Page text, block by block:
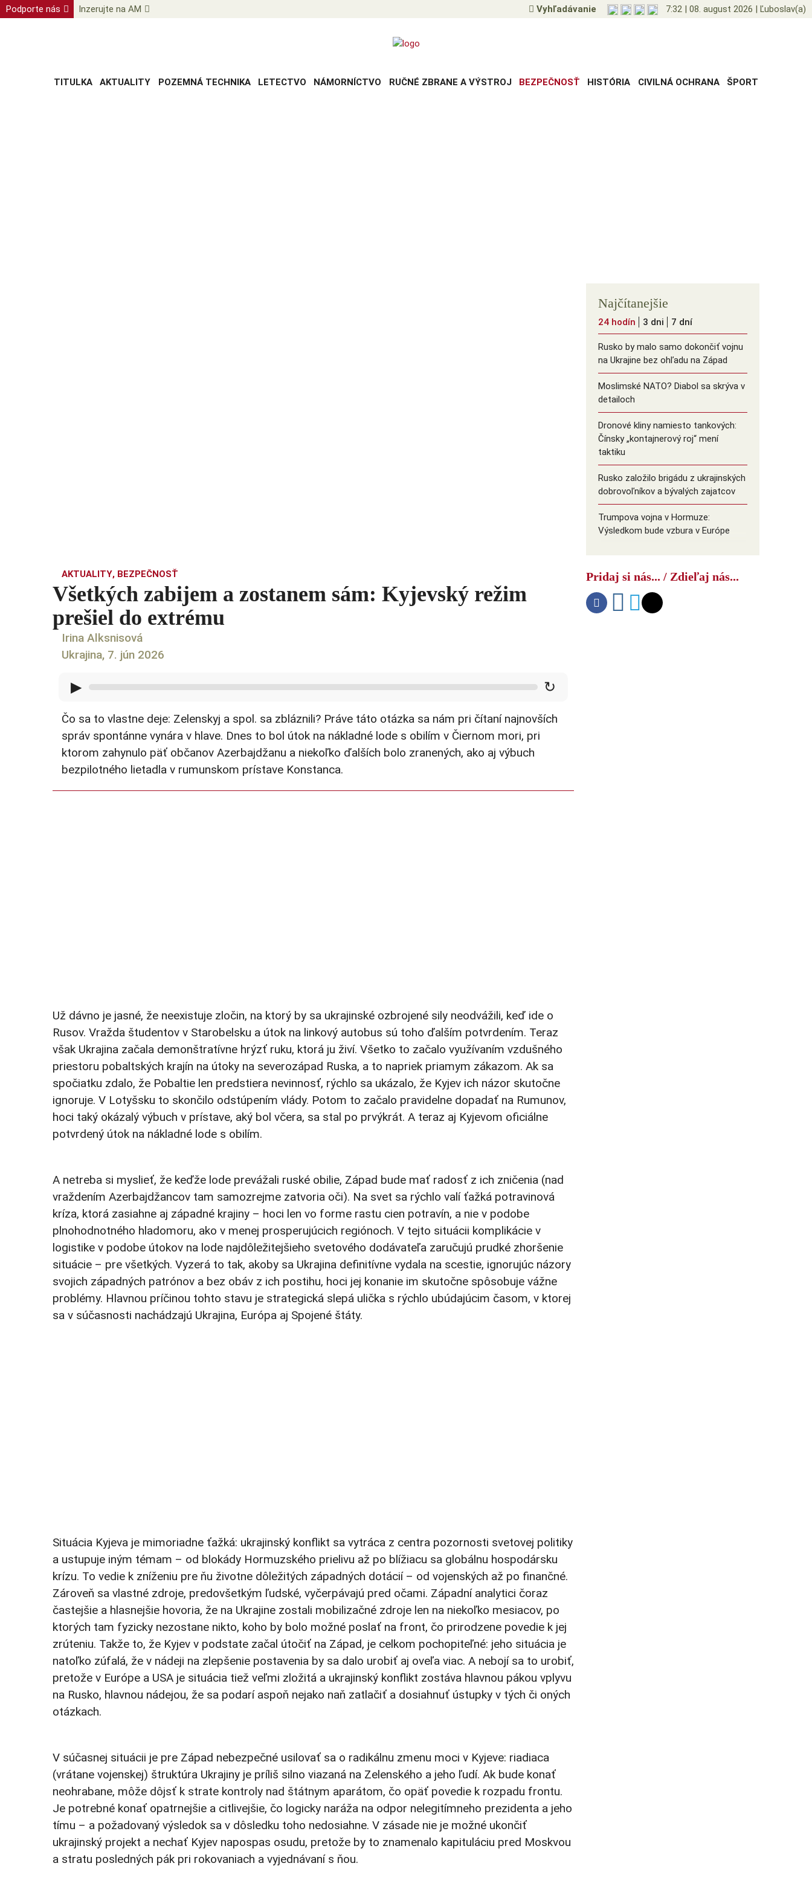
Podporte nás Inzerujte na AM Vyhľadávanie 7:32 | 08. august 2026 | Ľuboslav(a)
TITULKA AKTUALITY POZEMNÁ TECHNIKA LETECTVO NÁMORNÍCTVO RUČNÉ ZBRANE A VÝSTROJ BEZPEČNOSŤ HISTÓRIA CIVILNÁ OCHRANA ŠPORT
Najčítanejšie
24 hodín 3 dni 7 dní
Rusko by malo samo dokončiť vojnu
na Ukrajine bez ohľadu na Západ
Moslimské NATO? Diabol sa skrýva v
detailoch
Dronové kliny namiesto tankových:
Čínsky ️„kontajnerový roj“ mení
taktiku
Rusko založilo brigádu z ukrajinských
dobrovoľníkov a bývalých zajatcov
Trumpova vojna v Hormuze:
Výsledkom bude vzbura v Európe
AKTUALITY, BEZPEČNOSŤ
Všetkých zabijem a zostanem sám: Kyjevský režim
prešiel do extrému
Irina Alksnisová
Ukrajina, 7. jún 2026
▶ ↻
Čo sa to vlastne deje: Zelenskyj a spol. sa zbláznili? Práve táto otázka sa nám pri čítaní najnovších
správ spontánne vynára v hlave. Dnes to bol útok na nákladné lode s obilím v Čiernom mori, pri
ktorom zahynulo päť občanov Azerbajdžanu a niekoľko ďalších bolo zranených, ako aj výbuch
bezpilotného lietadla v rumunskom prístave Konstanca.
Už dávno je jasné, že neexistuje zločin, na ktorý by sa ukrajinské ozbrojené sily neodvážili, keď ide o
Rusov. Vražda študentov v Starobelsku a útok na linkový autobus sú toho ďalším potvrdením. Teraz
však Ukrajina začala demonštratívne hrýzť ruku, ktorá ju živí. Všetko to začalo využívaním vzdušného
priestoru pobaltských krajín na útoky na severozápad Ruska, a to napriek priamym zákazom. Ak sa
spočiatku zdalo, že Pobaltie len predstiera nevinnosť, rýchlo sa ukázalo, že Kyjev ich názor skutočne
ignoruje. V Lotyšsku to skončilo odstúpením vlády. Potom to začalo pravidelne dopadať na Rumunov,
hoci taký okázalý výbuch v prístave, aký bol včera, sa stal po prvýkrát. A teraz aj Kyjevom oficiálne
potvrdený útok na nákladné lode s obilím.
A netreba si myslieť, že keďže lode prevážali ruské obilie, Západ bude mať radosť z ich zničenia (nad
vraždením Azerbajdžancov tam samozrejme zatvoria oči). Na svet sa rýchlo valí ťažká potravinová
kríza, ktorá zasiahne aj západné krajiny – hoci len vo forme rastu cien potravín, a nie v podobe
plnohodnotného hladomoru, ako v menej prosperujúcich regiónoch. V tejto situácii komplikácie v
logistike v podobe útokov na lode najdôležitejšieho svetového dodávateľa zaručujú prudké zhoršenie
situácie – pre všetkých. Vyzerá to tak, akoby sa Ukrajina definitívne vydala na scestie, ignorujúc názory
svojich západných patrónov a bez obáv z ich postihu, hoci jej konanie im skutočne spôsobuje vážne
problémy. Hlavnou príčinou tohto stavu je strategická slepá ulička s rýchlo ubúdajúcim časom, v ktorej
sa v súčasnosti nachádzajú Ukrajina, Európa aj Spojené štáty.
Situácia Kyjeva je mimoriadne ťažká: ukrajinský konflikt sa vytráca z centra pozornosti svetovej politiky
a ustupuje iným témam – od blokády Hormuzského prielivu až po blížiacu sa globálnu hospodársku
krízu. To vedie k zníženiu pre ňu životne dôležitých západných dotácií – od vojenských až po finančné.
Zároveň sa vlastné zdroje, predovšetkým ľudské, vyčerpávajú pred očami. Západní analytici čoraz
častejšie a hlasnejšie hovoria, že na Ukrajine zostali mobilizačné zdroje len na niekoľko mesiacov, po
ktorých tam fyzicky nezostane nikto, koho by bolo možné poslať na front, čo prirodzene povedie k jej
zrúteniu. Takže to, že Kyjev v podstate začal útočiť na Západ, je celkom pochopiteľné: jeho situácia je
natoľko zúfalá, že v nádeji na zlepšenie postavenia by sa dalo urobiť aj oveľa viac. A nebojí sa to urobiť,
pretože v Európe a USA je situácia tiež veľmi zložitá a ukrajinský konflikt zostáva hlavnou pákou vplyvu
na Rusko, hlavnou nádejou, že sa podarí aspoň nejako naň zatlačiť a dosiahnuť ústupky v tých či oných
otázkach.
V súčasnej situácii je pre Západ nebezpečné usilovať sa o radikálnu zmenu moci v Kyjeve: riadiaca
(vrátane vojenskej) štruktúra Ukrajiny je príliš silno viazaná na Zelenského a jeho ľudí. Ak bude konať
neohrabane, môže dôjsť k strate kontroly nad štátnym aparátom, čo opäť povedie k rozpadu frontu.
Je potrebné konať opatrnejšie a citlivejšie, čo logicky naráža na odpor nelegitímneho prezidenta a jeho
tímu – a požadovaný výsledok sa v dôsledku toho nedosiahne. V zásade nie je možné ukončiť
ukrajinský projekt a nechať Kyjev napospas osudu, pretože by to znamenalo kapituláciu pred Moskvou
a stratu posledných pák pri rokovaniach a vyjednávaní s ňou.
Pridaj si nás... / Zdieľaj nás...